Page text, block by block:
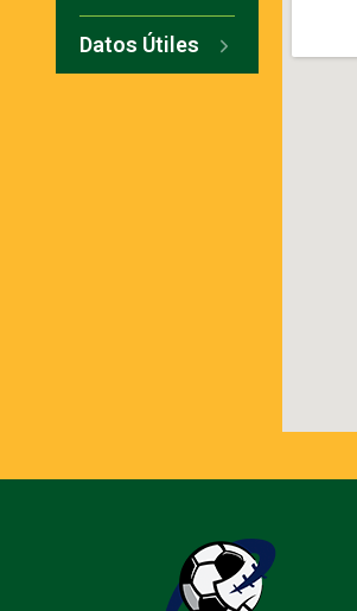
Datos Útiles